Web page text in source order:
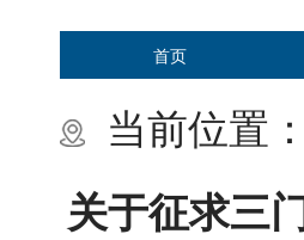
首页
当前位置：
关于征求三